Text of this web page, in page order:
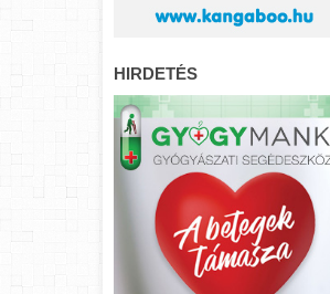
HIRDETÉS